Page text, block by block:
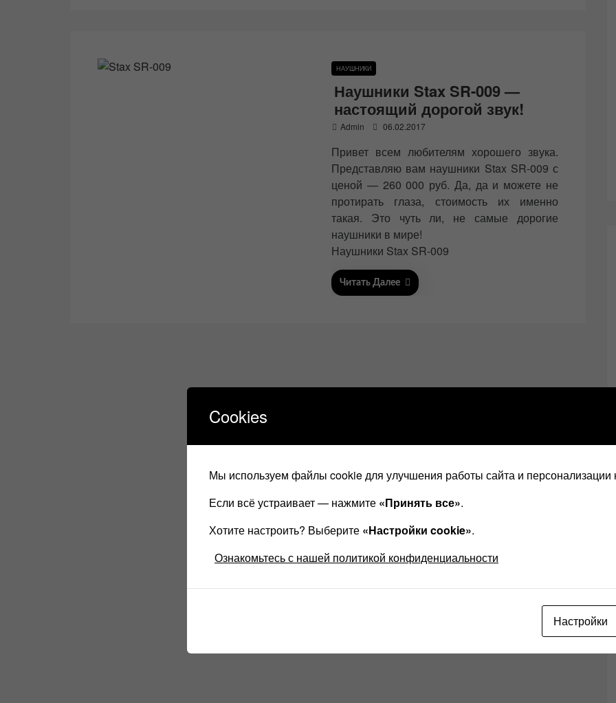
НАУШНИКИ
Наушники Stax SR-009 —
настоящий дорогой звук!
Admin
s
e
d
o
n
06.02.2017
Привет всем любителям хорошего звука.
Представляю вам наушники Stax SR-009 с
ценой — 260 000 руб. Да, да и можете не
протирать глаза, стоимость их именно
такая. Это чуть ли, не самые дорогие
наушники в мире!
Наушники Stax SR-009
Читать Далее
Cookies
Мы используем файлы cookie для улучшения работы сайта и персонализации
Если всё устраивает — нажмите «Принять все».
Хотите настроить? Выберите «Настройки cookie».
Ознакомьтесь с нашей политикой конфиденциальности
Настройки